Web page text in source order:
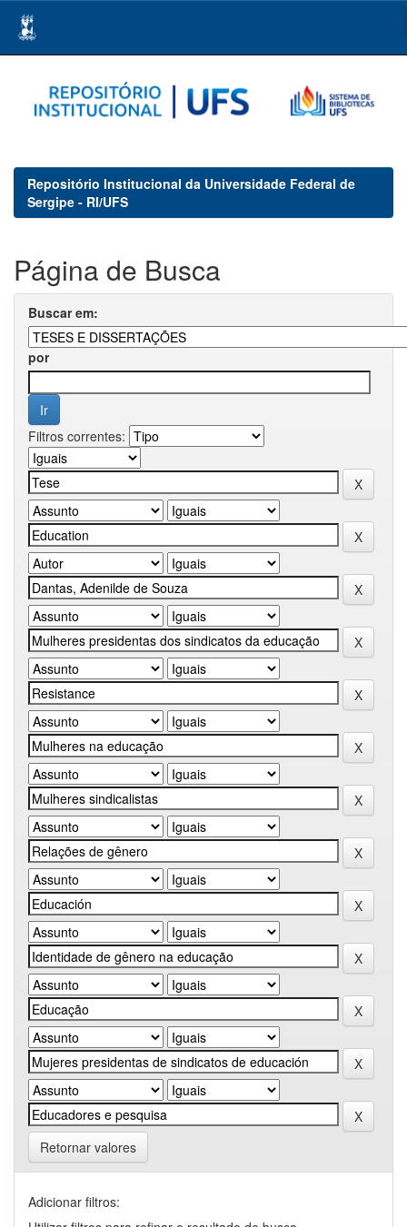
navigation
Repositório Institucional da Universidade Federal de
Sergipe - RI/UFS
Página de Busca
Buscar em:
por
Filtros correntes:
Retornar valores
Adicionar filtros: